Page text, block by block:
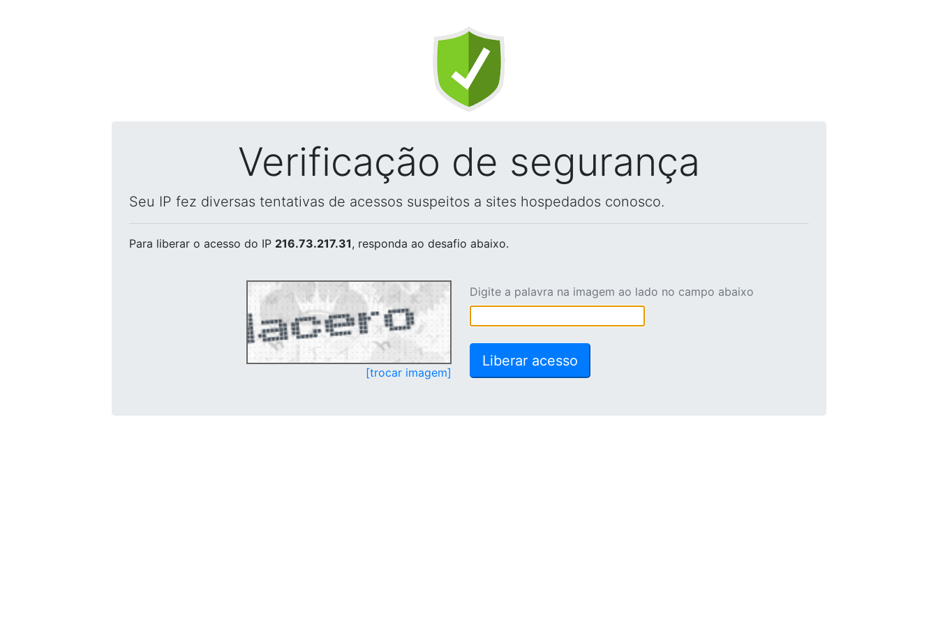
Verificação de segurança
Seu IP fez diversas tentativas de acessos suspeitos a sites hospedados conosco.
Para liberar o acesso do IP 216.73.217.31, responda ao desafio abaixo.
[trocar imagem]
Digite a palavra na imagem ao lado no campo abaixo